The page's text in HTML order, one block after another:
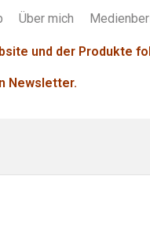
Über mich
und der Produkte
Newsletter.